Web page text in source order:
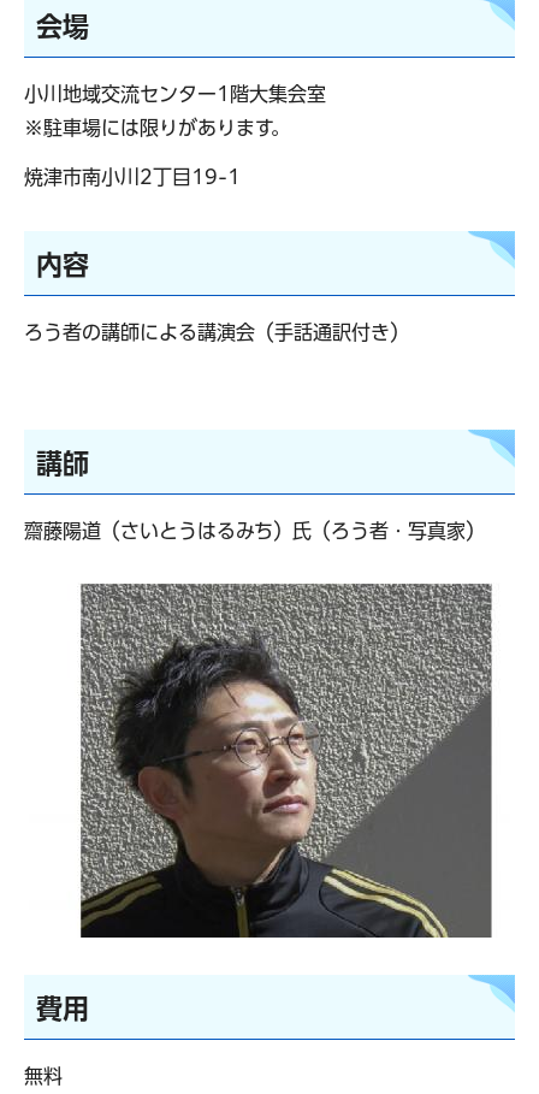
会場
小川地域交流センター1階大集会室
※駐車場には限りがあります。
焼津市南小川2丁目19-1
内容
ろう者の講師による講演会（手話通訳付き）
講師
齋藤陽道（さいとうはるみち）氏（ろう者・写真家）
費用
無料